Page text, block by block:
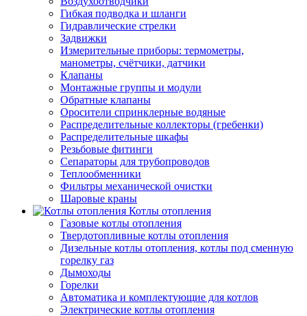
Гибкая подводка и шланги
Гидравлические стрелки
Задвижки
Измерительные приборы: термометры,
манометры, счётчики, датчики
Клапаны
Монтажные группы и модули
Обратные клапаны
Оросители спринклерные водяные
Распределительные коллекторы (гребенки)
Распределительные шкафы
Резьбовые фитинги
Сепараторы для трубопроводов
Теплообменники
Фильтры механической очистки
Шаровые краны
Котлы отопления
Газовые котлы отопления
Твердотопливные котлы отопления
Дизельные котлы отопления, котлы под сменную
горелку газ
Дымоходы
Горелки
Автоматика и комплектующие для котлов
Электрические котлы отопления